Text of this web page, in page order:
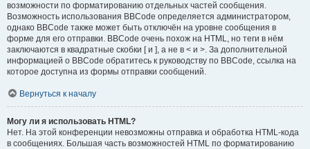
возможности по форматированию отдельных частей сообщения.
Возможность использования BBCode определяется администратором,
однако BBCode также может быть отключён на уровне сообщения в
форме для его отправки. BBCode очень похож на HTML, но теги в нём
заключаются в квадратные скобки [ и ], а не в < и >. За дополнительной
информацией о BBCode обратитесь к руководству по BBCode, ссылка на
которое доступна из формы отправки сообщений.
Вернуться к началу
Могу ли я использовать HTML?
Нет. На этой конференции невозможны отправка и обработка HTML-кода
в сообщениях. Большая часть возможностей HTML по форматированию